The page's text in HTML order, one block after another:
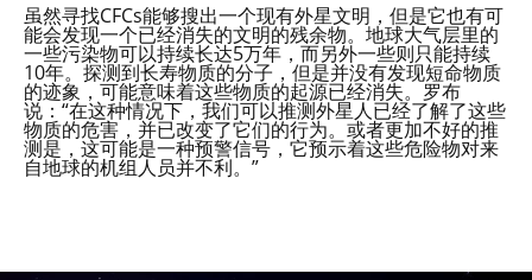
虽然寻找CFCs能够搜出一个现有外星文明，但是它也有可
能会发现一个已经消失的文明的残余物。地球大气层里的
一些污染物可以持续长达5万年，而另外一些则只能持续
10年。探测到长寿物质的分子，但是并没有发现短命物质
的迹象，可能意味着这些物质的起源已经消失。罗布
说：“在这种情况下，我们可以推测外星人已经了解了这些
物质的危害，并已改变了它们的行为。或者更加不好的推
测是，这可能是一种预警信号，它预示着这些危险物对来
自地球的机组人员并不利。”